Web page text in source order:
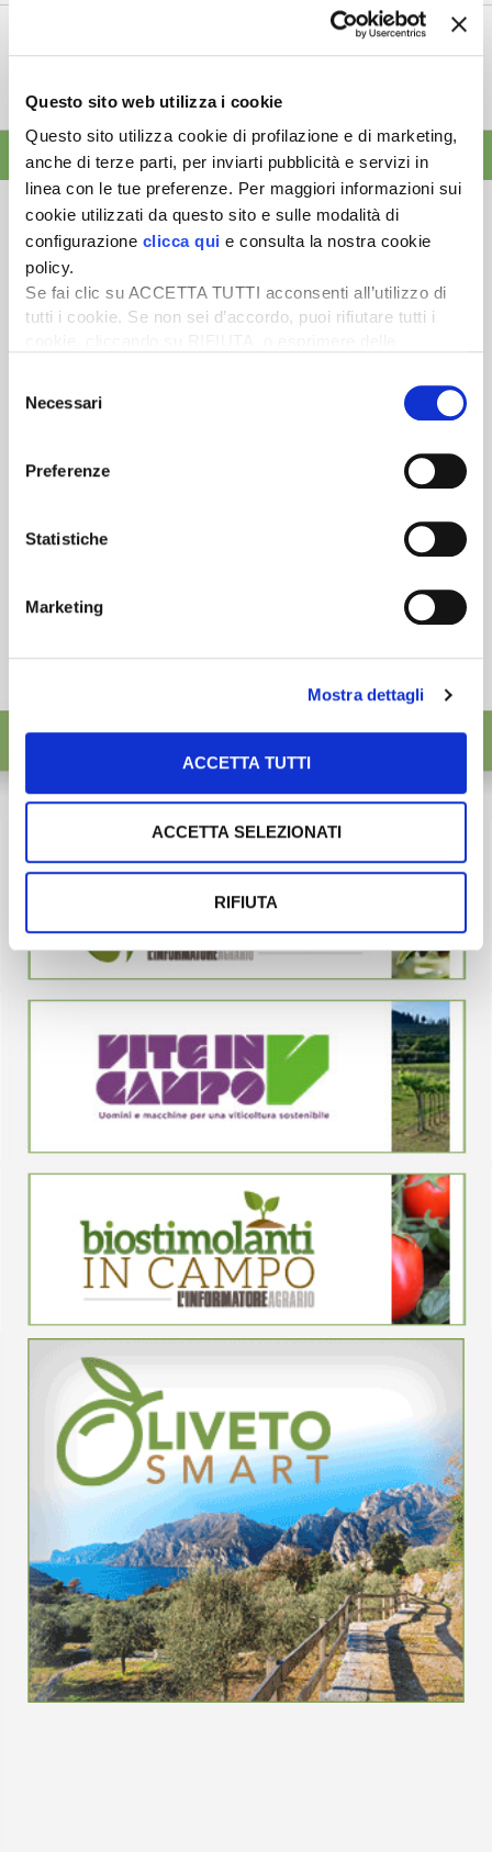
Questo sito web utilizza i cookie
Questo sito utilizza cookie di profilazione e di marketing,
anche di terze parti, per inviarti pubblicità e servizi in
linea con le tue preferenze. Per maggiori informazioni sui
cookie utilizzati da questo sito e sulle modalità di
configurazione clicca qui e consulta la nostra cookie
policy.
Se fai clic su ACCETTA TUTTI acconsenti all’utilizzo di
tutti i cookie. Se non sei d’accordo, puoi rifiutare tutti i
desideri accettare e cliccando ACCETTA SELEZIONATI.
delNecessari
Preferenze
Statistiche
Marketing
Mostra dettagli
ACCETTA TUTTI
ACCETTA SELEZIONATI
RIFIUTA
Saldi Pac: ogni anno entro fine gennaio
3 Agosto 2026
tempistica predefinita e r...
ALTRE NEWS
Newsletter